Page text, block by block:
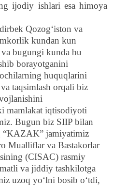
ijodiy ishlari esa himoya
Qozog‘iston va
kundan kun
bugungi kunda bu
borayotganini
huquqlarini
taqsimlash orqali biz
mamlakat iqtisodiyoti
Bugun biz SIIP bilan
“KAZAK” jamiyatimiz
Mualliflar va Bastakorlar
(CISAC) rasmiy
va jiddiy tashkilotga
uzoq yo‘lni bosib o‘tdi,